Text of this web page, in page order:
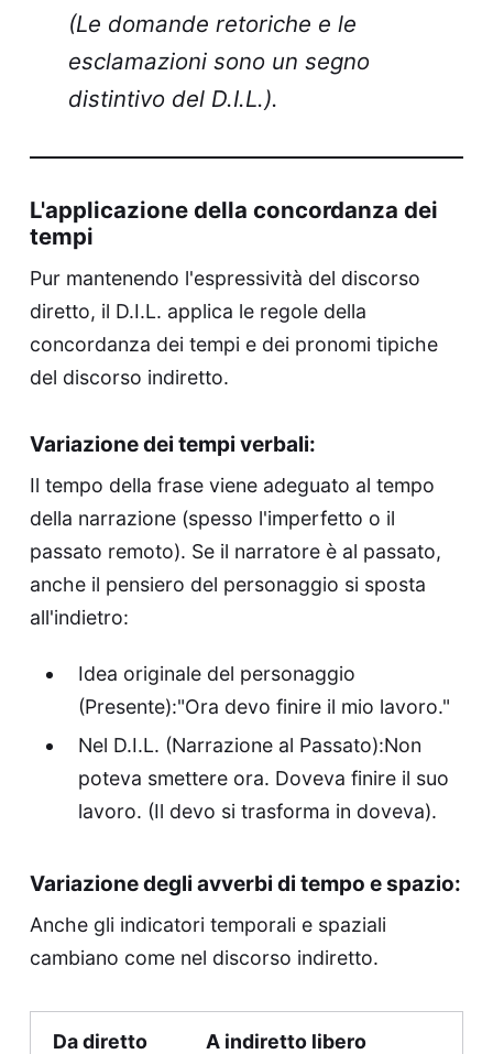
(Le domande retoriche e le
esclamazioni sono un segno
distintivo del D.I.L.).
L'applicazione della concordanza dei
tempi
Pur mantenendo l'espressività del discorso
diretto, il D.I.L. applica le regole della
concordanza dei tempi e dei pronomi tipiche
del discorso indiretto.
Variazione dei tempi verbali:
Il tempo della frase viene adeguato al tempo
della narrazione (spesso l'imperfetto o il
passato remoto). Se il narratore è al passato,
anche il pensiero del personaggio si sposta
all'indietro:
Idea originale del personaggio
(Presente):"Ora devo finire il mio lavoro."
Nel D.I.L. (Narrazione al Passato):Non
poteva smettere ora. Doveva finire il suo
lavoro. (Il devo si trasforma in doveva).
Variazione degli avverbi di tempo e spazio:
Anche gli indicatori temporali e spaziali
cambiano come nel discorso indiretto.
Da diretto A indiretto libero